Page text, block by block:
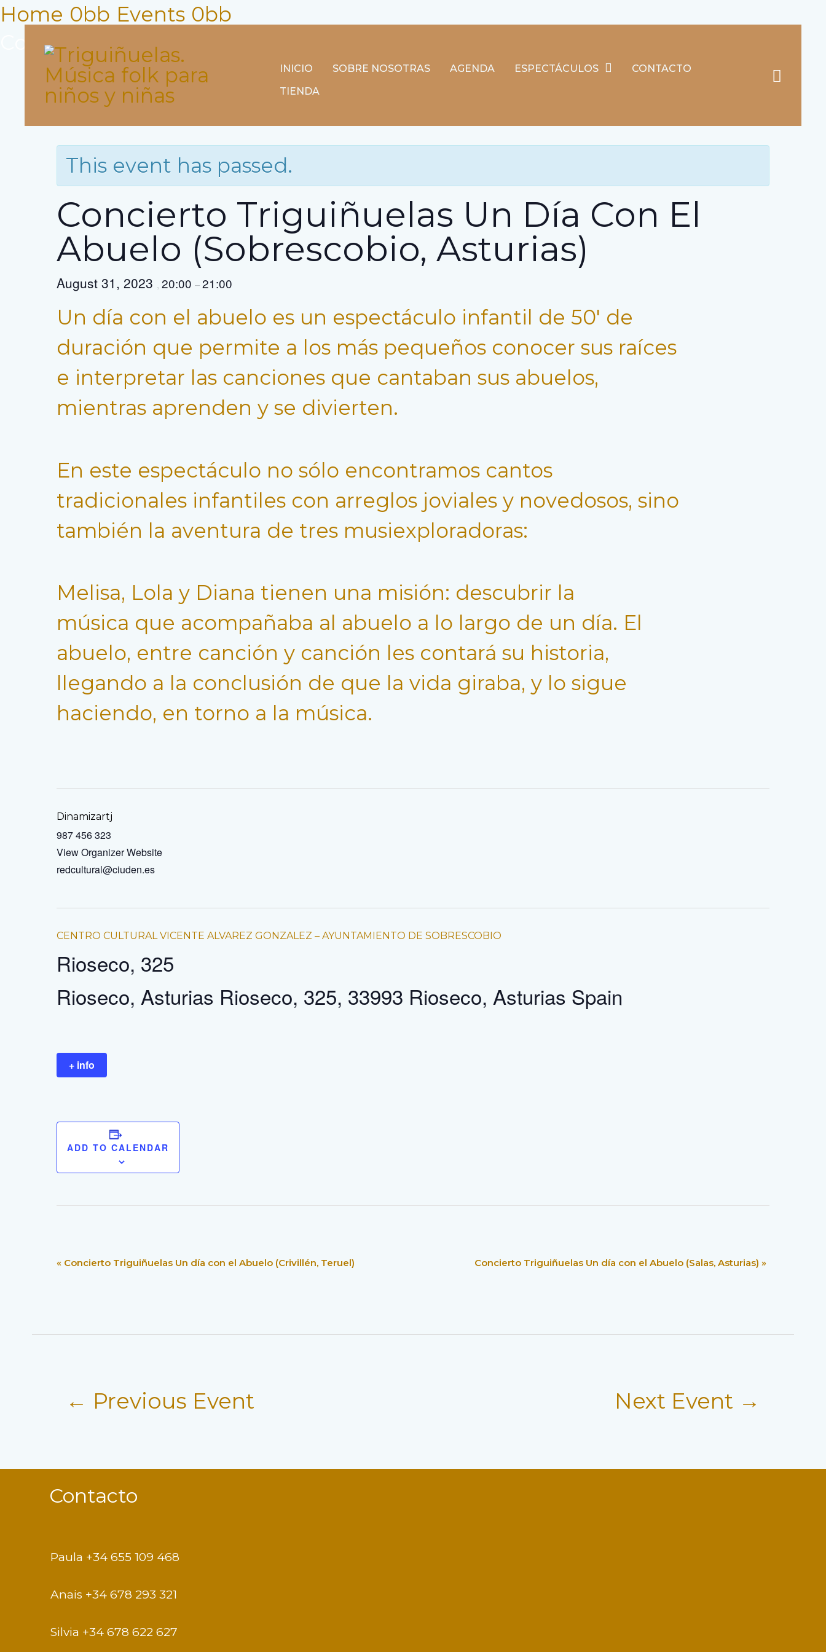
Skip
content
INICIO SOBRE NOSOTRAS AGENDA ESPECTÁCULOS
CONTACTO
TIENDA
Home
Events
Concierto Triguiñuelas Un día con el Abuelo (Sobrescobio, Asturias)
« All Events
This event has passed.
Concierto Triguiñuelas Un Día Con El
Abuelo (Sobrescobio, Asturias)
August 31, 2023 , 20:00 –21:00
Un día con el abuelo es un espectáculo infantil de 50′ de
duración que permite a los más pequeños conocer sus raíces
e interpretar las canciones que cantaban sus abuelos,
mientras aprenden y se divierten.
En este espectáculo no sólo encontramos cantos
tradicionales infantiles con arreglos joviales y novedosos, sino
también la aventura de tres musiexploradoras:
Melisa, Lola y Diana tienen una misión: descubrir la
música que acompañaba al abuelo a lo largo de un día. El
abuelo, entre canción y canción les contará su historia,
llegando a la conclusión de que la vida giraba, y lo sigue
haciendo, en torno a la música.
Dinamizartj
987 456 323
View Organizer Website
redcultural@ciuden.es
CENTRO CULTURAL VICENTE ALVAREZ GONZALEZ – AYUNTAMIENTO DE SOBRESCOBIO
Rioseco, 325
Rioseco, Asturias Rioseco, 325, 33993 Rioseco, Asturias Spain
+ info
ADD TO CALENDAR
V
A
« Concierto Triguiñuelas Un día con el Abuelo (Crivillén, Teruel) Concierto Triguiñuelas Un día con el Abuelo (Salas, Asturias) »
← Previous Event Next Event →
Contacto
Paula +34 655 109 468
Anais +34 678 293 321
Silvia +34 678 622 627